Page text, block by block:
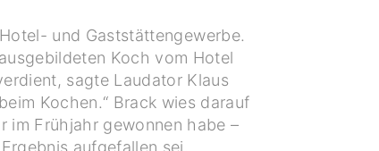
und Gaststättengewerbe.
Koch vom Hotel
sagte Laudator Klaus
Kochen.“ Brack wies darauf
im Frühjahr gewonnen habe –
aufgefallen sei.